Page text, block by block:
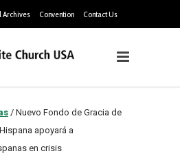
Convention Contact Us
/ Nuevo Fondo de Gracia de
apoyará a
en crisis